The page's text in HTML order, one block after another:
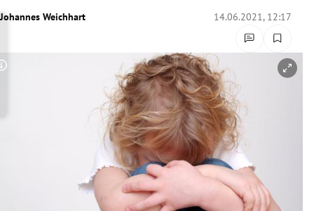
Untermenü
Untermenü
Johannes Weichhart 14.06.2021, 12:17
Copyright-Hinweis öffnen/schließen